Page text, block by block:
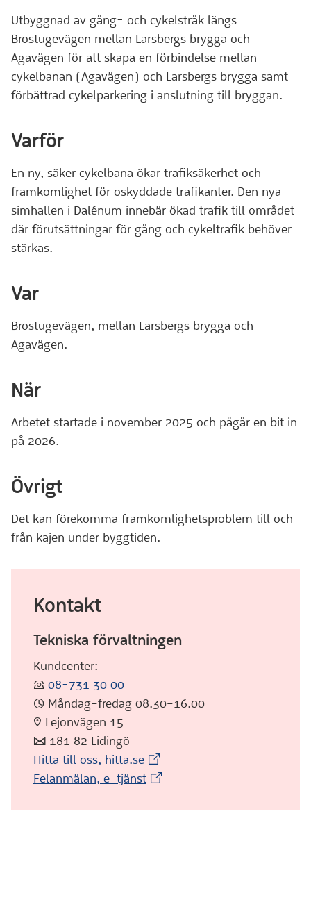
Utbyggnad av gång- och cykelstråk längs
Brostugevägen mellan Larsbergs brygga och
Agavägen för att skapa en förbindelse mellan
cykelbanan (Agavägen) och Larsbergs brygga samt
förbättrad cykelparkering i anslutning till bryggan.
Varför
En ny, säker cykelbana ökar trafiksäkerhet och
framkomlighet för oskyddade trafikanter. Den nya
simhallen i Dalénum innebär ökad trafik till området
där förutsättningar för gång och cykeltrafik behöver
stärkas.
Var
Brostugevägen, mellan Larsbergs brygga och
Agavägen.
När
Arbetet startade i november 2025 och pågår en bit in
på 2026.
Övrigt
Det kan förekomma framkomlighetsproblem till och
från kajen under byggtiden.
Kontakt
Tekniska förvaltningen
Kundcenter:
:telefon: 08-731 30 00
:klocka: Måndag–fredag 08.30–16.00
:pin: Lejonvägen 15
:post: 181 82 Lidingö
Hitta till oss, hitta.se(Extern webbplats)
Felanmälan, e-tjänst(Extern webbplats)